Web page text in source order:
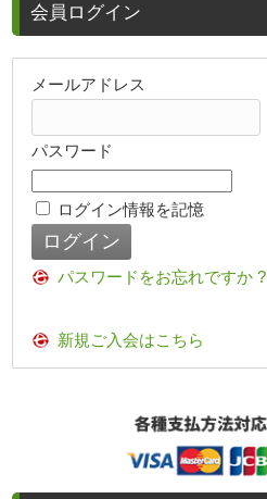
会員ログイン
メールアドレス
パスワード
ログイン情報を記憶
パスワードをお忘れですか ?
新規ご入会はこちら